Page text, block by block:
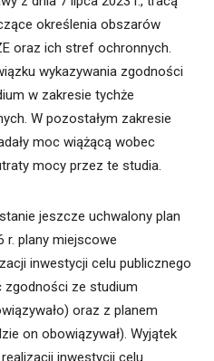
określenia obszarów
oraz ich stref ochronnych.
wykazywania zgodności
w zakresie tychże
W pozostałym zakresie
moc wiążącą wobec
mocy przez te studia.
jeszcze uchwalony plan
r. plany miejscowe
inwestycji celu publicznego
zgodności ze studium
oraz z planem
on obowiązywał). Wyjątek
inwestycji celu